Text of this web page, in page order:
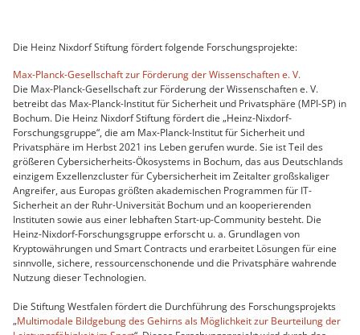
Die Heinz Nixdorf Stiftung fördert folgende Forschungsprojekte:
Max-Planck-Gesellschaft zur Förderung der Wissenschaften e. V.
Die Max-Planck-Gesellschaft zur Förderung der Wissenschaften e. V.
betreibt das Max-Planck-Institut für Sicherheit und Privatsphäre (MPI-SP) in
Bochum. Die Heinz Nixdorf Stiftung fördert die „Heinz-Nixdorf-
Forschungsgruppe“, die am Max-Planck-Institut für Sicherheit und
Privatsphäre im Herbst 2021 ins Leben gerufen wurde. Sie ist Teil des
größeren Cybersicherheits-Ökosystems in Bochum, das aus Deutschlands
einzigem Exzellenzcluster für Cybersicherheit im Zeitalter großskaliger
Angreifer, aus Europas größten akademischen Programmen für IT-
Sicherheit an der Ruhr-Universität Bochum und an kooperierenden
Instituten sowie aus einer lebhaften Start-up-Community besteht. Die
Heinz-Nixdorf-Forschungsgruppe erforscht u. a. Grundlagen von
Kryptowährungen und Smart Contracts und erarbeitet Lösungen für eine
sinnvolle, sichere, ressourcenschonende und die Privatsphäre wahrende
Nutzung dieser Technologien.
Die Stiftung Westfalen fördert die Durchführung des Forschungsprojekts
„Multimodale Bildgebung des Gehirns als Möglichkeit zur Beurteilung der